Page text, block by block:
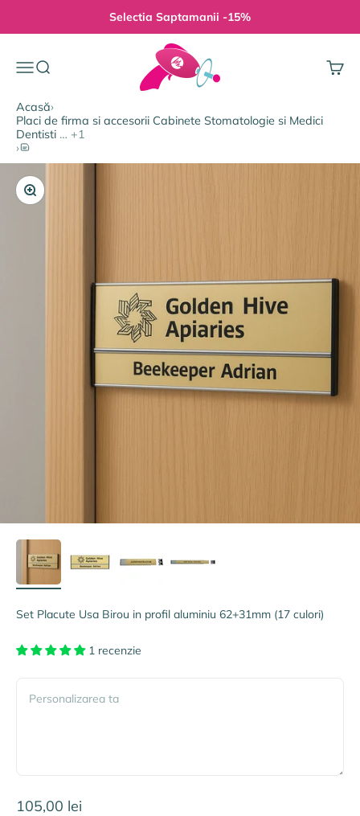
Selectia Saptamanii -15%
MeniuCăutare
Gravura Pe Orice
Coș
Acasă›
Placi de firma si accesorii Cabinete Stomatologie si Medici
Dentisti … +1
›Set Placute Usa Birou in profil aluminiu 62+31mm (17 culori)
Mărește
Set Placute Usa Birou in profil aluminiu 62+31mm (17 culori)
1 recenzie
Personalizarea ta
Preț redus
105,00 lei